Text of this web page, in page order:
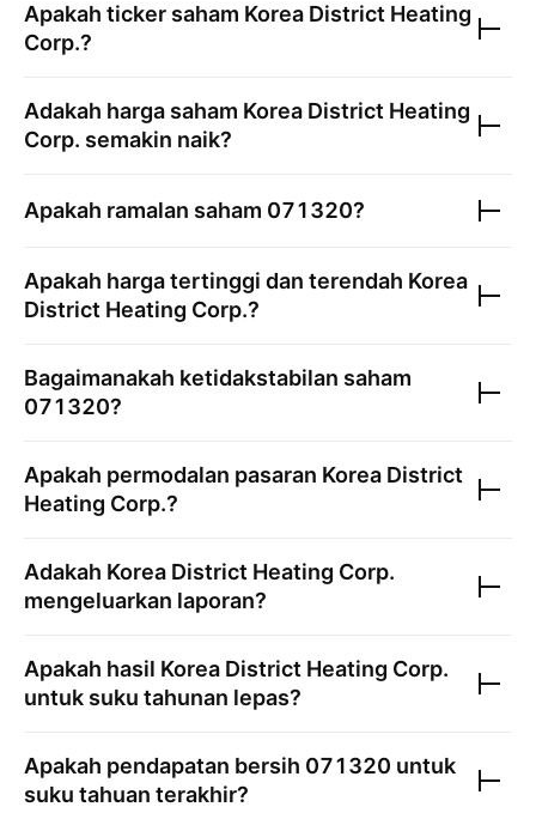
Apakah ticker saham Korea District Heating
Corp.?
Adakah harga saham Korea District Heating
Corp. semakin naik?
Apakah ramalan saham 071320?
Apakah harga tertinggi dan terendah Korea
District Heating Corp.?
Bagaimanakah ketidakstabilan saham
071320?
Apakah permodalan pasaran Korea District
Heating Corp.?
Adakah Korea District Heating Corp.
mengeluarkan laporan?
Apakah hasil Korea District Heating Corp.
untuk suku tahunan lepas?
Apakah pendapatan bersih 071320 untuk
suku tahuan terakhir?